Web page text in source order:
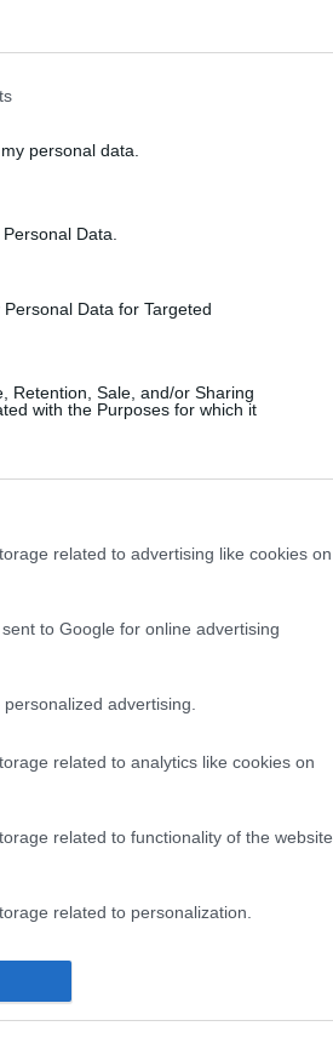
personal data.
Data.
Data for Targeted
Retention, Sale, and/or Sharing
with the Purposes for which it
related to advertising like cookies on
to Google for online advertising
advertising.
related to analytics like cookies on
related to functionality of the website
related to personalization.
related to security, including
prevention, and other user protection.
VIsualizza le risposte(1)